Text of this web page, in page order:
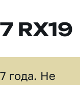
RX19
года. Не